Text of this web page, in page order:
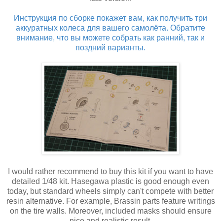
Инструкция по сборке покажет вам, как получить три
аккуратных колеса для вашего самолёта. Обратите
внимание, что вы можете собрать как ранний, так и
поздний варианты.
I would rather recommend to buy this kit if you want to have
detailed 1/48 kit. Hasegawa plastic is good enough even
today, but standard wheels simply can't compete with better
resin alternative. For example, Brassin parts feature writings
on the tire walls. Moreover, included masks should ensure